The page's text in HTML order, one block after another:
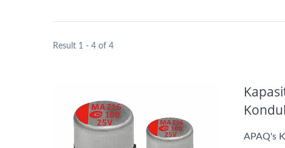
Result 1 - 4 of 4
APAQ's